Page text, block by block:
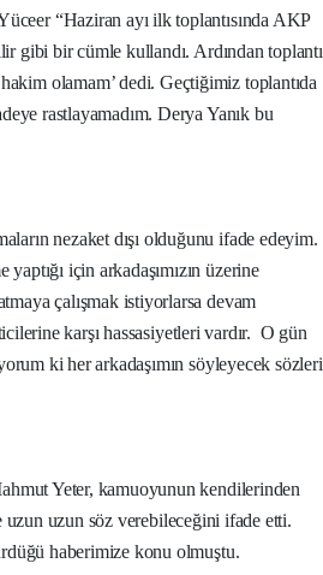
“Haziran ayı ilk toplantısında AKP
gibi bir cümle kullandı. Ardından toplantı
olamam’ dedi. Geçtiğimiz toplantıda
rastlayamadım. Derya Yanık bu
nezaket dışı olduğunu ifade edeyim.
için arkadaşımızın üzerine
çalışmak istiyorlarsa devam
karşı hassasiyetleri vardır. O gün
ki her arkadaşımın söyleyecek sözleri
Yeter, kamuoyunun kendilerinden
uzun söz verebileceğini ifade etti.
haberimize konu olmuştu.